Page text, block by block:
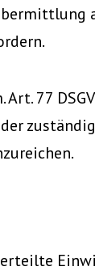
77
erteilte